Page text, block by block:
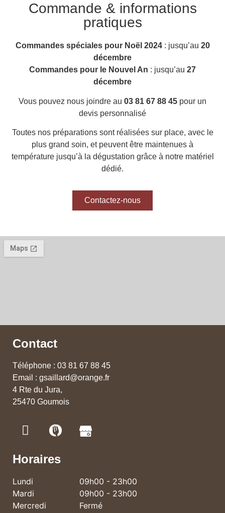
Commande & informations
pratiques
Commandes spéciales pour Noël 2024: jusqu’au 20
décembre
Commandes pour le Nouvel An : jusqu’au 27
décembre
Vous pouvez nous joindre au 03 81 67 88 45 pour un
devis personnalisé
Toutes nos préparations sont réalisées sur place, avec le
plus grand soin, et peuvent être maintenues à
température jusqu’à la dégustation grâce à notre matériel
dédié.
Contactez-nous
Contact
Téléphone : 03 81 67 88 45
Email : gsaillard@orange.fr
4 Rte du Jura,
25470 Goumois
Horaires
Lundi
09h00 - 23h00
Mardi
09h00 - 23h00
Mercredi
Fermé